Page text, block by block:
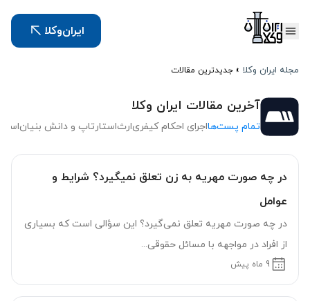
ایران‌وکلا
مجله ایران وکلا » جدیدترین مقالات
آخرین مقالات ایران وکلا
تمام پست‌هااجرای احکام کیفریارثاستارتاپ و دانش بنیان
در چه صورت مهریه به زن تعلق نمیگیرد؟ شرایط و
عوامل
در چه صورت مهریه تعلق نمی‌گیرد؟ این سؤالی است که بسیاری
از افراد در مواجهه با مسائل حقوقی...
9 ماه پیش